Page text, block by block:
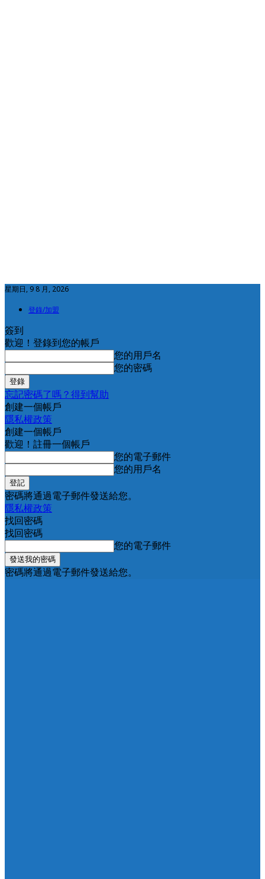
星期日, 9 8 月, 2026
登錄/加盟
簽到
歡迎！登錄到您的帳戶
您的用戶名
您的密碼
忘記密碼了嗎？得到幫助
創建一個帳戶
隱私權政策
創建一個帳戶
歡迎！註冊一個帳戶
您的電子郵件
您的用戶名
密碼將通過電子郵件發送給您。
隱私權政策
找回密碼
找回密碼
您的電子郵件
密碼將通過電子郵件發送給您。